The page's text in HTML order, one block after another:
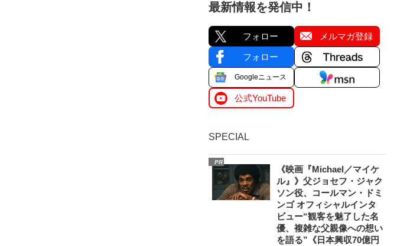
最新情報を発信中！
フォロー メルマガ登録
フォロー
Googleニュース
公式YouTube
SPECIAL
PR
《映画『Michael／マイケ
ル』》父ジョセフ・ジャク
ソン役、コールマン・ドミ
ンゴ オフィシャルインタ
ビュー“観客を魅了した名
優、複雑な父親像への想い
を語る”《日本興収70億円